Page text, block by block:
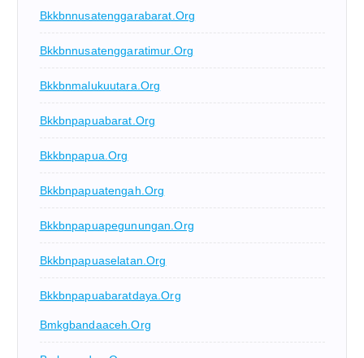
Bkkbnnusatenggarabarat.org
Bkkbnnusatenggaratimur.org
Bkkbnmalukuutara.org
Bkkbnpapuabarat.org
Bkkbnpapua.org
Bkkbnpapuatengah.org
Bkkbnpapuapegunungan.org
Bkkbnpapuaselatan.org
Bkkbnpapuabaratdaya.org
Bmkgbandaaceh.org